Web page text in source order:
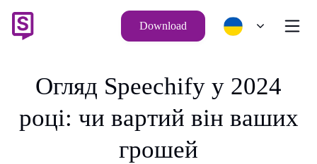
Download
Огляд Speechify у 2024
році: чи вартий він ваших
грошей